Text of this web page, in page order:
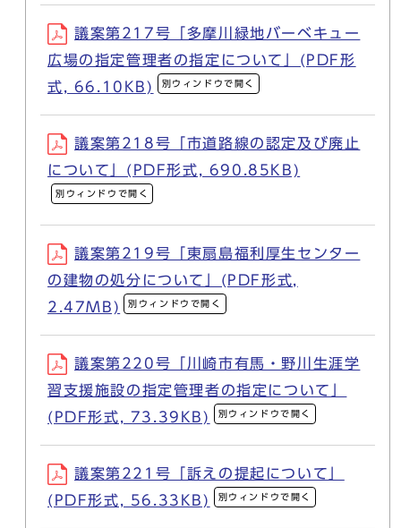
議案第217号「多摩川緑地バーベキュー
広場の指定管理者の指定について」(PDF形
式, 66.10KB)
別ウィンドウで開く
議案第218号「市道路線の認定及び廃止
について」(PDF形式, 690.85KB)
別ウィンドウで開く
議案第219号「東扇島福利厚生センター
の建物の処分について」(PDF形式,
2.47MB)
別ウィンドウで開く
議案第220号「川崎市有馬・野川生涯学
習支援施設の指定管理者の指定について」
(PDF形式, 73.39KB)
別ウィンドウで開く
議案第221号「訴えの提起について」
(PDF形式, 56.33KB)
別ウィンドウで開く